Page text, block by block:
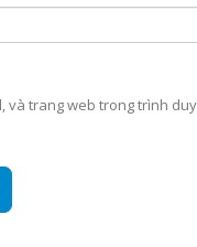
và trang web trong trình